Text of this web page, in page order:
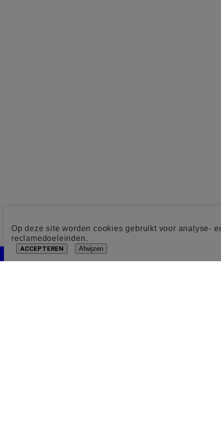
Op deze site worden cookies gebruikt voor analyse-
reclamedoeleinden.
ACCEPTEREN Afwijzen
Cookie toestemming